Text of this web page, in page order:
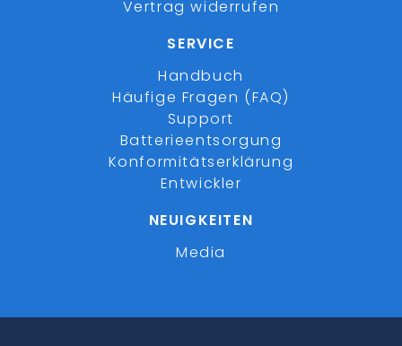
Vertrag widerrufen
SERVICE
Handbuch
Häufige Fragen (FAQ)
Support
Batterieentsorgung
Konformitätserklärung
Entwickler
NEUIGKEITEN
Media